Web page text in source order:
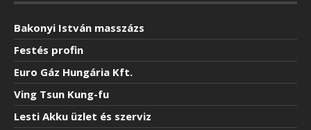
Bakonyi István masszázs
Festés profin
Euro Gáz Hungária Kft.
Ving Tsun Kung-fu
Lesti Akku üzlet és szerviz